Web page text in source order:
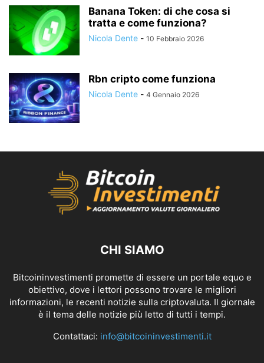
Banana Token: di che cosa si
tratta e come funziona?
Nicola Dente - 10 Febbraio 2026
Rbn cripto come funziona
Nicola Dente - 4 Gennaio 2026
CHI SIAMO
Bitcoininvestimenti promette di essere un portale equo e
obiettivo, dove i lettori possono trovare le migliori
informazioni, le recenti notizie sulla criptovaluta. Il giornale
è il tema delle notizie più letto di tutti i tempi.
Contattaci: info@bitcoininvestimenti.it